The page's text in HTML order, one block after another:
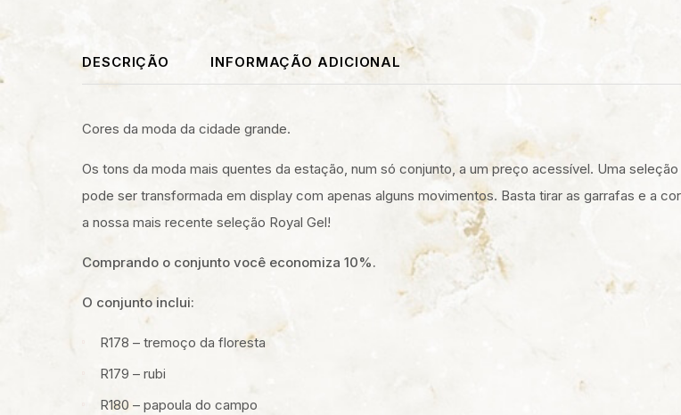
DESCRIÇÃO INFORMAÇÃO ADICIONAL
Cores da moda da cidade grande.
Os tons da moda mais quentes da estação, num só conjunto, a um preço acessível. Uma
pode ser transformada em display com apenas alguns movimentos. Basta tirar as garrafas e a
a nossa mais recente seleção Royal Gel!
Comprando o conjunto você economiza 10%.
O conjunto inclui:
R178 – tremoço da floresta
R179 – rubi
R180 – papoula do campo